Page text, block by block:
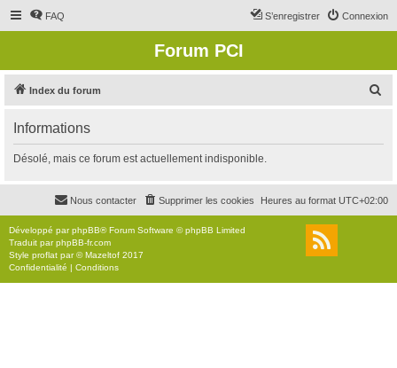
FAQ Connexion
S’enregistrer
Forum PCI
Index du forum
r
c
r
Informations
Désolé, mais ce forum est actuellement indisponible.
Heures au format UTC+02:00
Supprimer les cookies
Nous contacter
Développé parphpBB® Forum Software © phpBB Limited
Traduit parphpBB-fr.com
Style proflat par ©Mazeltof 2017
Confidentialité | Conditions